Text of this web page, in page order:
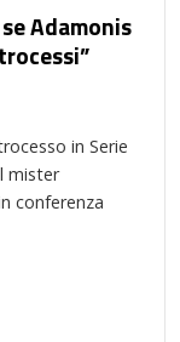
Adamonis
in Serie
mister
conferenza